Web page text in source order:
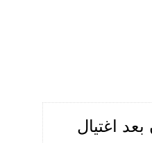
اغتيال